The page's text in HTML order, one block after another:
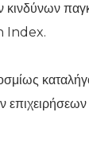
κινδύνων
Index.